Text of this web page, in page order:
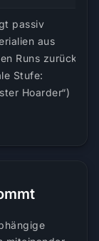
passiv
aus
Runs zurück
Stufe:
Hoarder“)